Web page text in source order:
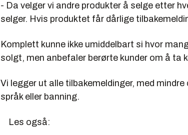
- Da velger vi andre produkter å selge etter
selger. Hvis produktet får dårlige
Komplett kunne ikke umiddelbart si hvor
solgt, men anbefaler berørte kunder om å ta
Vi legger ut alle tilbakemeldinger, med
språk eller banning.
Les også: